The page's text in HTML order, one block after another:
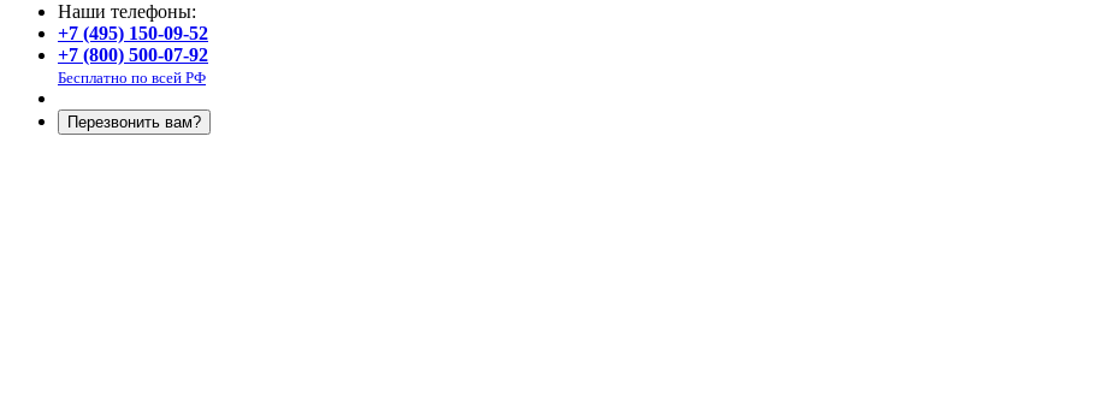
Наши телефоны:
+7 (495) 150-09-52
+7 (800) 500-07-92
Бесплатно по всей РФ
Перезвонить вам?